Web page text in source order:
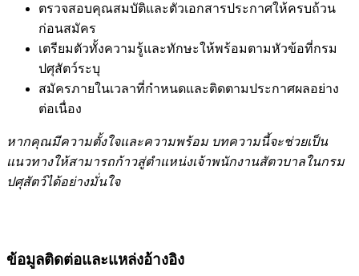
ตรวจสอบคุณสมบัติและตัวเอกสารประกาศให้ครบถ้วน
ก่อนสมัคร
เตรียมตัวทั้งความรู้และทักษะให้พร้อมตามหัวข้อที่กรม
ปศุสัตว์ระบุ
สมัครภายในเวลาที่กำหนดและติดตามประกาศผลอย่าง
ต่อเนื่อง
หากคุณมีความตั้งใจและความพร้อม บทความนี้จะช่วยเป็น
แนวทางให้สามารถก้าวสู่ตำแหน่งเจ้าพนักงานสัตวบาลในกรม
ปศุสัตว์ได้อย่างมั่นใจ
ข้อมูลติดต่อและแหล่งอ้างอิง